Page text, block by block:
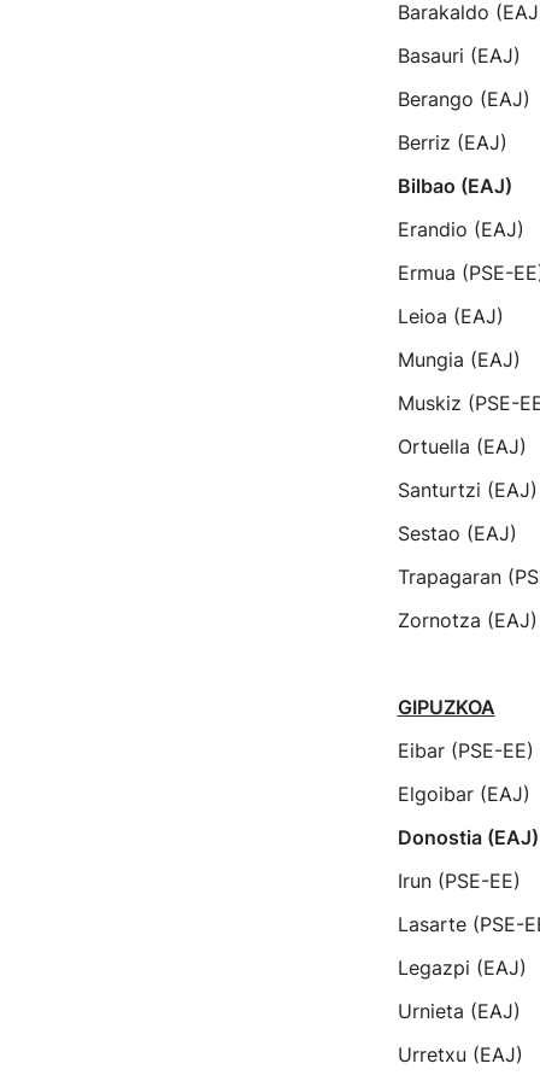
Barakaldo
Basauri (EAJ)
Berango (EAJ)
Berriz (EAJ)
Bilbao (EAJ)
Erandio (EAJ)
Ermua (PSE-
Leioa (EAJ)
Mungia (EAJ)
Muskiz (PSE-
Ortuella (EAJ)
Santurtzi (EAJ)
Sestao (EAJ)
Trapagaran
Zornotza (EAJ)
GIPUZKOA
Eibar (PSE-EE)
Elgoibar (EAJ)
Donostia (EAJ)
Irun (PSE-EE)
Lasarte (PSE-
Legazpi (EAJ)
Urnieta (EAJ)
Urretxu (EAJ)